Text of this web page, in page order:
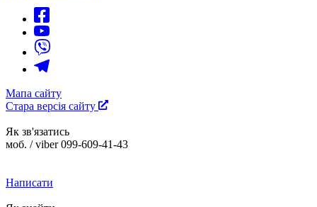
Мапа сайту
Стара версія сайту
Як зв'язатись
моб. / viber 099-609-41-43
Написати